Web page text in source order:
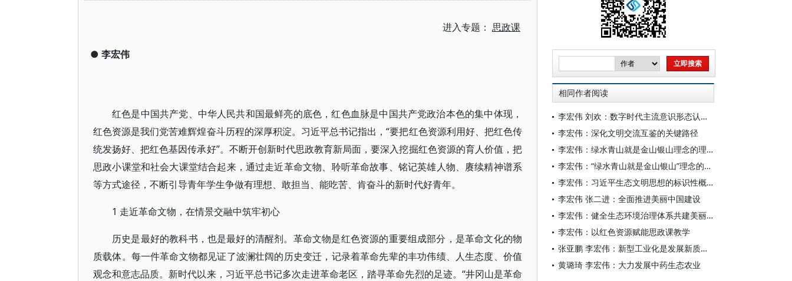
进入专题： 思政课
● 李宏伟
红色是中国共产党、中华人民共和国最鲜亮的底色，红色血脉是中国共产党政治本色的集中体现，
红色资源是我们党苦难辉煌奋斗历程的深厚积淀。习近平总书记指出，“要把红色资源利用好、把红色传
统发扬好、把红色基因传承好”。不断开创新时代思政教育新局面，要深入挖掘红色资源的育人价值，把
思政小课堂和社会大课堂结合起来，通过走近革命文物、聆听革命故事、铭记英雄人物、赓续精神谱系
等方式途径，不断引导青年学生争做有理想、敢担当、能吃苦、肯奋斗的新时代好青年。
1 走近革命文物，在情景交融中筑牢初心
历史是最好的教科书，也是最好的清醒剂。革命文物是红色资源的重要组成部分，是革命文化的物
质载体。每一件革命文物都见证了波澜壮阔的历史变迁，记录着革命先辈的丰功伟绩、人生态度、价值
观念和意志品质。新时代以来，习近平总书记多次走进革命老区，踏寻革命先烈的足迹。“井冈山是革命
相同作者阅读
李宏伟 刘欢：数字时代主流意识形态认同：现实契机、风险隐忧及规制路向
李宏伟：深化文明交流互鉴的关键路径
李宏伟：绿水青山就是金山银山理念的理论价值与实践伟力
李宏伟：“绿水青山就是金山银山”理念的丰富内涵与时代价值
李宏伟：习近平生态文明思想的标识性概念与原创性贡献
李宏伟 张二进：全面推进美丽中国建设
李宏伟：健全生态环境治理体系共建美丽中国
李宏伟：以红色资源赋能思政课教学
张亚鹏 李宏伟：新型工业化是发展新质生产力的主阵地
黄璐琦 李宏伟：大力发展中药生态农业